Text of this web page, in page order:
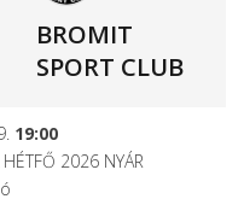
BROMIT
SPORT CLUB
19:00
2026 NYÁR